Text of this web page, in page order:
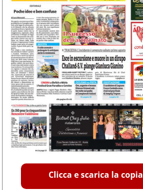
Clicca e scarica la copia